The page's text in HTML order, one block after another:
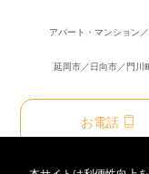
アパート・マンション
延岡市／日向市／門川
お電話